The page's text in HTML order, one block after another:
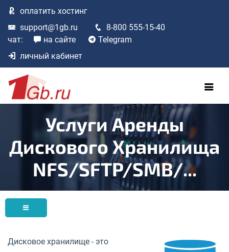
оплатить хостинг
support@1gb.ru
8-800 555-15-40
чат:
на сайте
Telegram
личный кабинет
Услуги Аренды
Дискового Хранилища
NFS/SFTP/SMB/...
Дисковое хранилище - это